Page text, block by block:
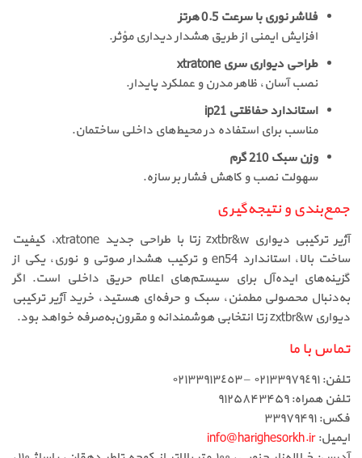
فلاشر نوری با سرعت 0.5 هرتز
افزایش ایمنی از طریق هشدار دیداری مؤثر.
طراحی دیواری سری xtratone
نصب آسان، ظاهر مدرن و عملکرد پایدار.
استاندارد حفاظتی ip21
مناسب برای استفاده در محیط‌های داخلی ساختمان.
وزن سبک 210 گرم
سهولت نصب و کاهش فشار بر سازه.
جمع‌بندی و نتیجه‌گیری
آژیر ترکیبی دیواری zxtbr&w زتا با طراحی جدید xtratone، کیفیت
ساخت بالا، استاندارد en54 و ترکیب هشدار صوتی و نوری، یکی از
گزینه‌های ایده‌آل برای سیستم‌های اعلام حریق داخلی است. اگر
به‌دنبال محصولی مطمئن، سبک و حرفه‌ای هستید، خرید آژیر ترکیبی
دیواری zxtbr&w زتا انتخابی هوشمندانه و مقرون‌به‌صرفه خواهد بود.
تماس با ما
تلفن: ٠٢١٣٣٩٧٩٤٩١ – ٠٢١٣٣٩١٣٤٥٣
تلفن همراه: ۹۱۲۵۸۴۳۴۵۹
فکس: ۳۳۹۷۹۴۹۱
ایمیل:info@harighesorkh.ir